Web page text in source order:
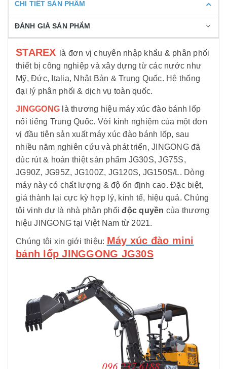
CHI TIẾT SẢN PHẨM
ĐÁNH GIÁ SẢN PHẨM
STAREX
là đơn vị chuyên nhập khẩu & phân phối
thiết bị công nghiệp và xây dựng từ các nước như
Mỹ, Đức, Italia, Nhật Bản & Trung Quốc. Hệ thống
đại lý phân phối & dịch vụ toàn quốc.
JINGGONG là thương hiệu máy xúc đào bánh lốp
nổi tiếng Trung Quốc. Với kinh nghiệm của một đơn
vị đầu tiên sản xuất máy xúc đào bánh lốp, sau
nhiều năm nghiên cứu và phát triển, JINGONG đã
đúc rút & hoàn thiệt sản phẩm JG30S, JG75S,
JG90Z, JG95Z, JG100Z, JG120S, JG150S/L. Dòng
máy này có chất lượng & độ ổn định cao. Đặc biệt,
giá thành lại cực kỳ hợp lý, kinh tế, hiệu quả. Chúng
tôi vinh dự là nhà phân phốiđộc quyền của thương
hiệu JINGONG tại Việt Nam từ 2021.
Chúng tôi xin giới thiệu: Máy xúc đào mini
bánh lốp JINGGONG JG30S